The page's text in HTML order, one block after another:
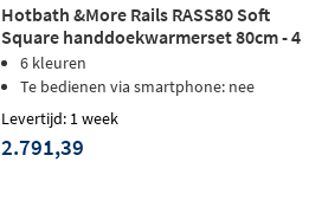
Hotbath &More Rails RASS80 Soft
Square handdoekwarmerset 80cm - 4
stangen - geborsteld koper PVD
6 kleuren
Te bedienen via smartphone: nee
Levertijd: 1 week
2.791,39